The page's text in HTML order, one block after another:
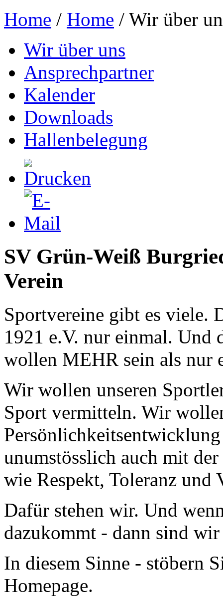
Home / Home / Wir über
Wir über uns
Ansprechpartner
Kalender
Downloads
Hallenbelegung
SV Grün-Weiß
Verein
Sportvereine gibt es viele.
1921 e.V. nur einmal. Und
wollen MEHR sein als nur
Wir wollen unseren
Sport vermitteln. Wir
unumstösslich auch mit
wie Respekt, Toleranz und
Dafür stehen wir. Und
dazukommt - dann sind
In diesem Sinne - stöbern
Homepage.